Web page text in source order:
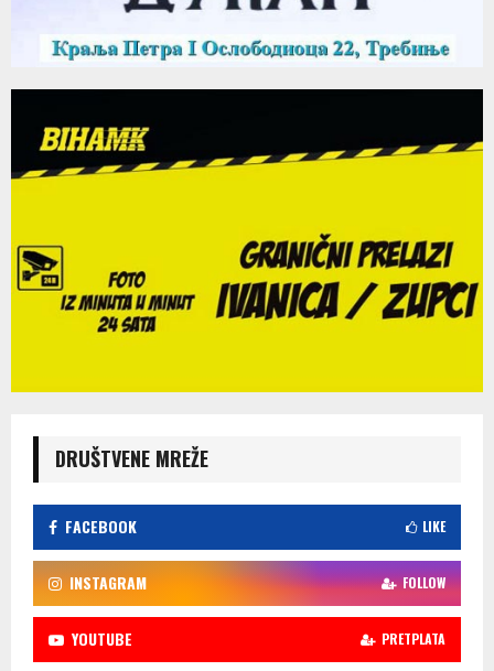
DRUŠTVENE MREŽE
FACEBOOK LIKE
INSTAGRAM FOLLOW
YOUTUBE PRETPLATA